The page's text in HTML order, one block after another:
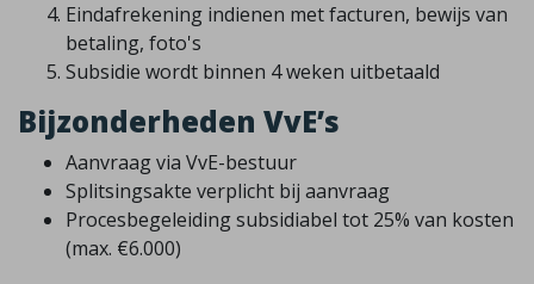
Eindafrekening indienen met facturen, bewijs van
betaling, foto's
Subsidie wordt binnen 4 weken uitbetaald
Bijzonderheden VvE’s
Aanvraag via VvE-bestuur
Splitsingsakte verplicht bij aanvraag
Procesbegeleiding subsidiabel tot 25% van kosten
(max. €6.000)